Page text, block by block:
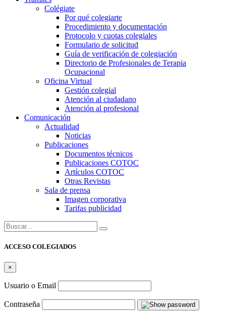
Colégiate
Por qué colegiarte
Procedimiento y documentación
Protocolo y cuotas colegiales
Formulario de solicitud
Guía de verificación de colegiación
Directorio de Profesionales de Terapia
Ocupacional
Oficina Virtual
Gestión colegial
Atención al ciudadano
Atención al profesional
Comunicación
Actualidad
Noticias
Publicaciones
Documentos técnicos
Publicaciones COTOC
Artículos COTOC
Otras Revistas
Sala de prensa
Imagen corporativa
Tarifas publicidad
Buscar:
ACCESO COLEGIADOS
×
Usuario o Email
Contraseña